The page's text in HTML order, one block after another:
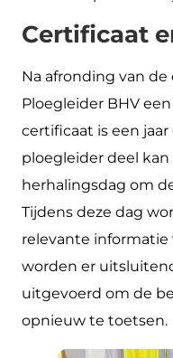
Certificaat
Na afronding van
Ploegleider BHV
certificaat is een
ploegleider deel
herhalingsdag om
Tijdens deze dag
relevante informatie
worden er
uitgevoerd om de
opnieuw te toetsen.